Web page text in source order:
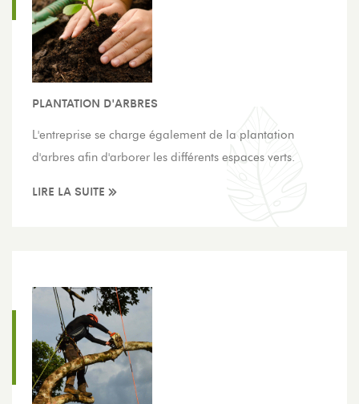
PLANTATION D'ARBRES
L'entreprise se charge également de la plantation
d'arbres afin d'arborer les différents espaces verts.
LIRE LA SUITE